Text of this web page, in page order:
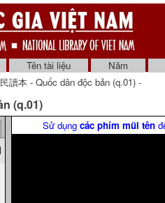
Tên tài liệu
Năm
讀本 - Quốc dân độc bản (q.01) -
(q.01)
Sử dụng các phím mũi tên